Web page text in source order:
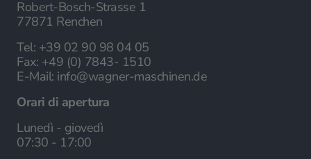
Robert-Bosch-Strasse 1
77871 Renchen
Tel: +39 02 90 98 04 05
Fax: +49 (0) 7843- 1510
E-Mail: info@wagner-maschinen.de
Orari di apertura
Lunedì - giovedì
07:30 - 17:00